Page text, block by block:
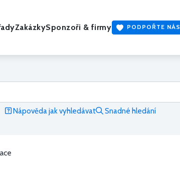
ZakázkySponzoři & firmy PODPOŘTE NÁS
Nápověda jak vyhledávat Snadné hledání